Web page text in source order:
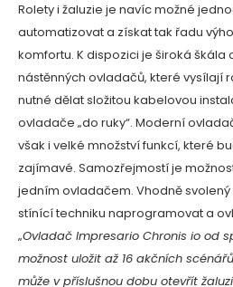
Rolety i žaluzie je navíc možné
automatizovat a získat tak řadu
komfortu. K dispozici je široká škála
nástěnných ovladačů, které vysílají
nutné dělat složitou kabelovou
ovladače „do ruky“. Moderní
však i velké množství funkcí, které
zajímavé. Samozřejmostí je
jedním ovladačem. Vhodně
stínící techniku naprogramovat a
„Ovladač Impresario Chronis io od
možnost uložit až 16 akčních
může v příslušnou dobu otevřít